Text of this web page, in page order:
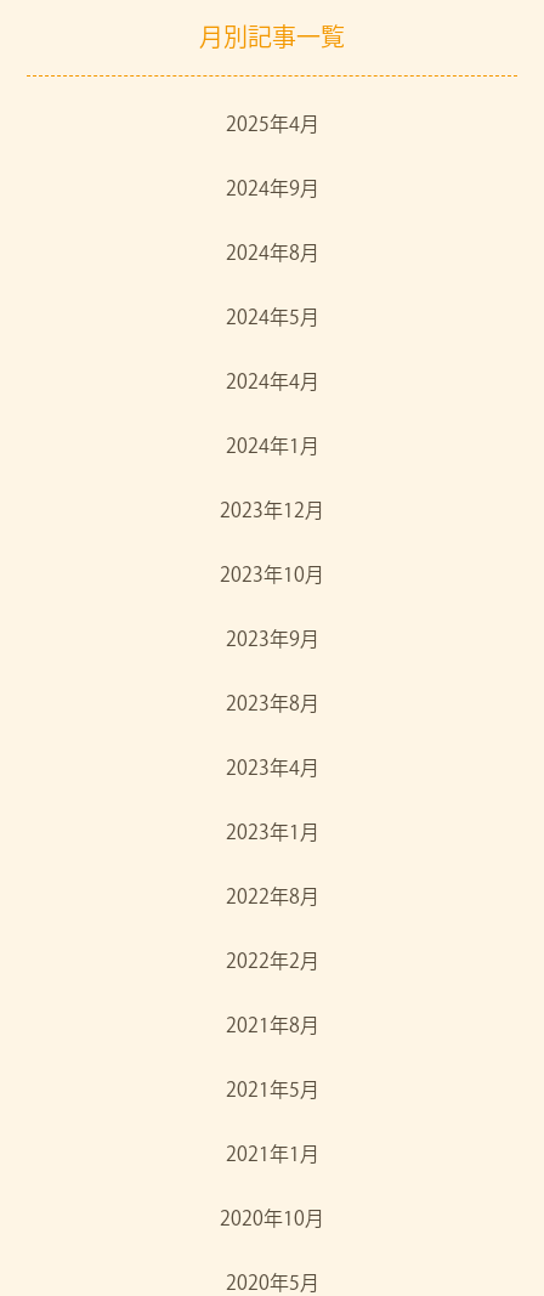
月別記事一覧
2025年4月
2024年9月
2024年8月
2024年5月
2024年4月
2024年1月
2023年12月
2023年10月
2023年9月
2023年8月
2023年4月
2023年1月
2022年8月
2022年2月
2021年8月
2021年5月
2021年1月
2020年10月
2020年5月